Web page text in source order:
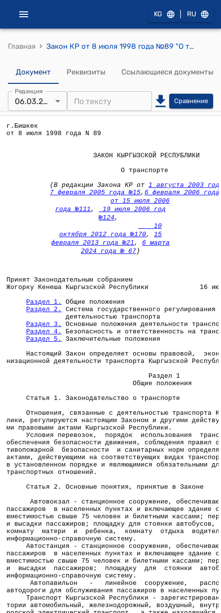
KG RU
Главная › Закон КР от 8 июля 1998 года №89 "О транспорте"
Документ Реквизиты Ссылающиеся документы
Редакция
06.03.2024 Сравнение